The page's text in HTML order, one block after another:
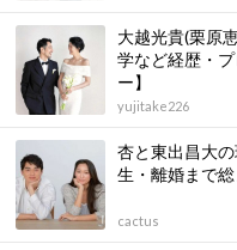
大越光貴(栗原
学など経歴・
ー】
yujitake226
杏と東出昌大
生・離婚まで
cactus